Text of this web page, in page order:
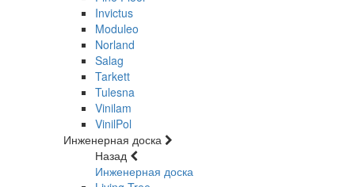
Invictus
Moduleo
Norland
Salag
Tarkett
Tulesna
Vinilam
VinilPol
Инженерная доска
Назад
Инженерная доска